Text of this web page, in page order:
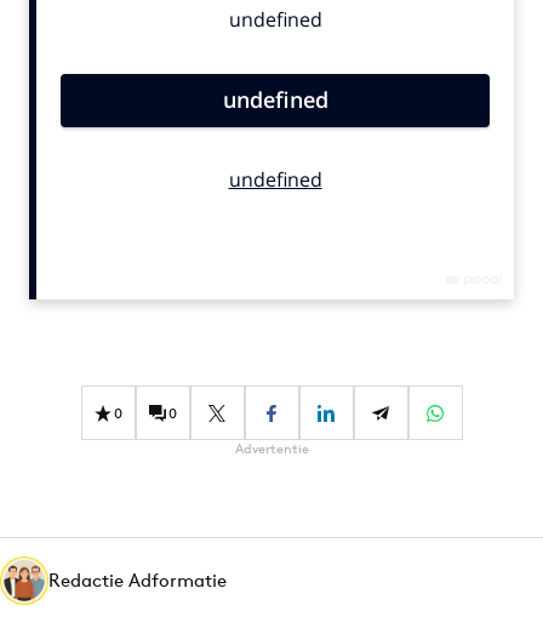
Contentmarketing
Effectiviteit
Gedragsverandering
Martech
Media
Merkstrategie
0 0
Advertentie
Redactie Adformatie